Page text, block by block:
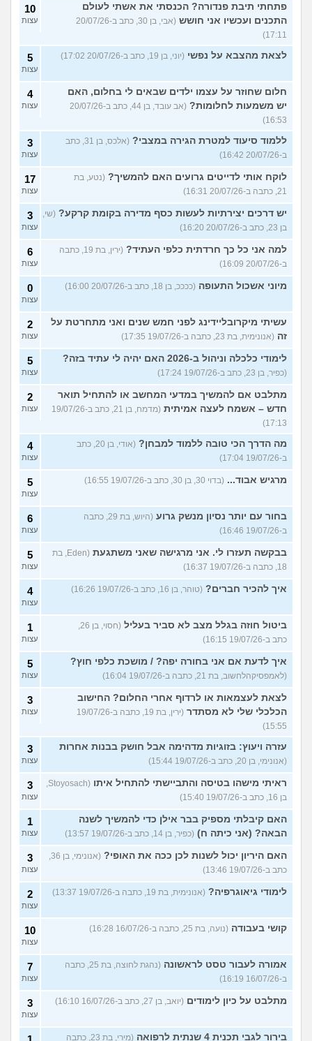
פתחתי תיבת פנדורה? הכנסתי את אשתי לעולם
התכנים ועכשיו אני חושש
(אבי, בן 30, כתב ב-20/07/26
17:11)
10
עצות
לצאת מהצבא על נפשי (יוני, בן 19, כתב ב-20/07/26 17:02) 5
עצות
חלום שחוזר על עצמו ילדים שבאים לי בחלום, האם
יש משמעות לחלומות?
(אב עובד, בן 44, כתב ב-20/07/26
16:53)
4
עצות
ללמוד סיעוד למטרת הגירה במצבי?
(אלכס, בן 31, כתב
ב-20/07/26 16:42)
3
עצות
לוקח אותי לדייטים גרועים האם להמשיך? (נטע, בת
21, כתבה ב-20/07/26 16:31)
17
עצות
יש דרכים יצירתיות לעשות כסף מדירה בקומת קרקע? (שי,
בן 23, כתב ב-20/07/26 16:20)
3
עצות
למה אני כל כך חרדתית כלפי העתיד?
(ירין, בת 19, כתבה
ב-20/07/26 16:09)
6
עצות
מיוני אשכול התעופה (ככככ, בן 18, כתב ב-20/07/26 16:00) 0
עצות
עשיתי מיקרובליידינג לפני חמש שנים ואני מתחרטת על
זה (אנונימית, בת 23, כתבה ב-19/07/26 17:35)
2
עצות
לימודי כלכלה וניהול ב-2026 האם יהיה לי עתיד בזה?
(כפיר, בן 23, כתב ב-19/07/26 17:24)
5
עצות
מתלבט אם להמשיך במדעי המחשב או להתחיל תואר
חדש – אשמח לעצה אמיתית
(מדמח, בן 21, כתב ב-19/07/26
17:13)
2
עצות
מה הדרך הכי טובה ללמוד למבחן?
(אודי, בן 20, כתב
ב-19/07/26 17:04)
4
עצות
מרגיש אבוד... (בדוי 30, בן 30, כתב ב-19/07/26 16:55) 5
עצות
בחור עם יותר נסיון מנשק גרוע
(היוש, בת 29, כתבה
ב-19/07/26 16:46)
6
עצות
בבקשה תעזרו לי. אני מרגישה שאני משתגעת
(Eden, בת
18, כתבה ב-19/07/26 16:37)
5
עצות
איך להכיר חברים? (טוהר, בן 16, כתב ב-19/07/26 16:26) 4
עצות
ביטול חוזה בגלל מצב לא סביר בעליל
(חסוי, בן 26,
כתב ב-19/07/26 16:15)
1
עצות
איך לדעת אם אני בחורה יפה? / מושכת כלפי חוץ?
(לאמפסיקהלחשוב, בת 21, כתבה ב-19/07/26 16:04)
5
עצות
לצאת לעצמאות או לרדוף אחרי החלום? החישוב
הכלכלי שלי לא מסתדר
(ירין, בת 19, כתבה ב-19/07/26
15:55)
3
עצות
עזרה ויעוץ: בזוגיות מדהימה אבל חושק בבנות אחרות
(אנונימי, בן 20, כתב ב-19/07/26 15:44)
3
עצות
ראיתי מישהו בטיסה והתביישתי להתחיל איתו
(Stoyosach,
בן 16, כתב ב-19/07/26 15:40)
3
עצות
האם קיבלתי מספיק בבר אילן כדי להמשיך לשנה
הבאה? (אני כיתה ח) (כפיר, בן 14, כתב ב-19/07/26 13:57)
1
עצות
האם היריון יכול לשנות לכן ככה את האופי?
(אנונימי, בן 36,
כתב ב-19/07/26 13:46)
3
עצות
לימודי גיאוגרפיה? (אנונימית, בת 19, כתבה ב-19/07/26 13:37) 2
עצות
קושי בעבודה (נועה, בת 25, כתבה ב-16/07/26 16:28) 10
עצות
אמורה לעבור טסט לראשונה
(נהגת לחוצה, בת 25, כתבה
ב-16/07/26 16:19)
7
עצות
מתלבט על כיון לימודים (יואב, בן 27, כתב ב-16/07/26 16:10) 3
עצות
בירור לגבי תכנית 4 שנתית לרפואה (מירי, בת 23, כתבה